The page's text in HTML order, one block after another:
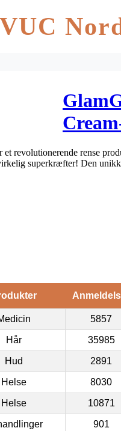
VUC
revolutionerende rense
superkræfter! Den
5857
Hår 35985
Hud 2891
Helse 8030
Helse 10871
901